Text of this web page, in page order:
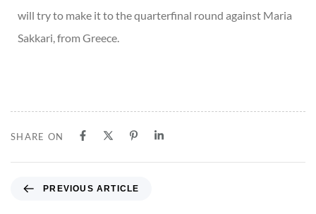
will try to make it to the quarterfinal round against Maria
Sakkari, from Greece.
SHARE ON
PREVIOUS ARTICLE